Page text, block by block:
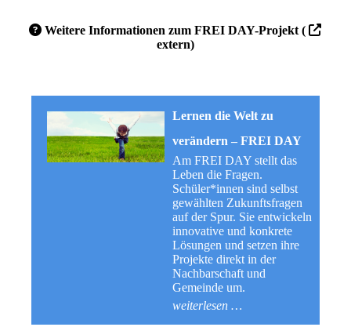
Weitere Informationen zum FREI DAY-Projekt (
extern)
Lernen die Welt zu
verändern – FREI DAY
Am FREI DAY stellt das
Leben die Fragen.
Schüler*innen sind selbst
gewählten Zukunftsfragen
auf der Spur. Sie entwickeln
innovative und konkrete
Lösungen und setzen ihre
Projekte direkt in der
Nachbarschaft und
Gemeinde um.
weiterlesen …